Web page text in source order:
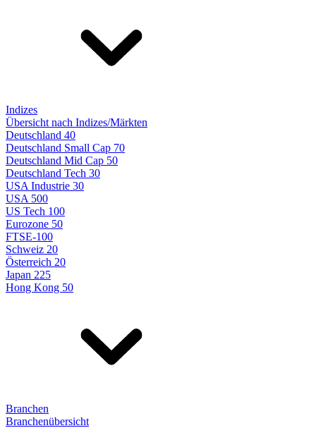
Indizes
Übersicht nach Indizes/Märkten
Deutschland 40
Deutschland Small Cap 70
Deutschland Mid Cap 50
Deutschland Tech 30
USA Industrie 30
USA 500
US Tech 100
Eurozone 50
FTSE-100
Schweiz 20
Österreich 20
Japan 225
Hong Kong 50
Branchen
Branchenübersicht